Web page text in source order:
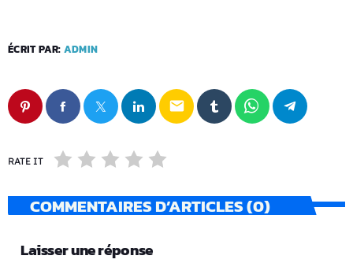
ÉCRIT PAR: ADMIN
email
RATE IT
COMMENTAIRES D’ARTICLES (0)
Laisser une réponse